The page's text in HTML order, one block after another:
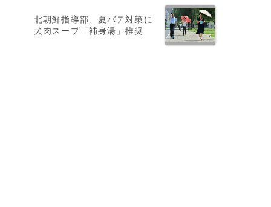
北朝鮮指導部、夏バテ対策に
犬肉スープ「補身湯」推奨